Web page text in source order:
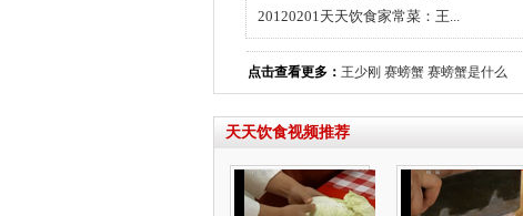
20120201天天饮食家常菜：王...
点击查看更多： 王少刚 赛螃蟹 赛螃蟹是什么
天天饮食视频推荐